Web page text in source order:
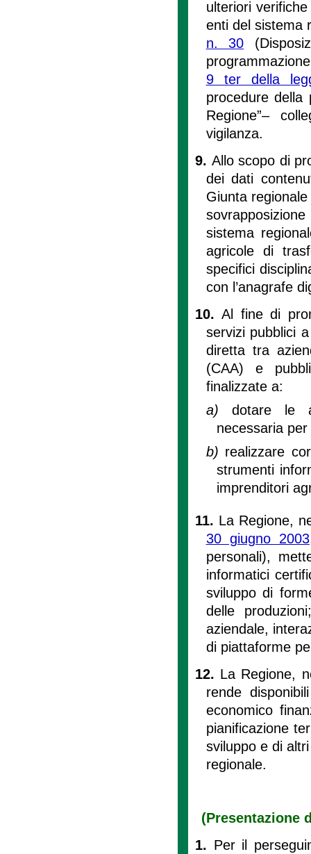
ulteriori
enti del sistema
n. 30
9 ter della
procedure della
Regione”–
vigilanza.
9. Allo scopo di
dei dati
Giunta
sistema
agricole di
specifici
con l’anagrafe
10.Al fine di
servizi pubblici
diretta tra
(CAA) e
finalizzate a:
a) dotare le
necessaria
b) realizzare
strumenti
imprenditori
11. La Regione,
30 giugno
personali),
informatici
sviluppo di
delle
aziendale,
di piattaforme
12. La Regione,
rende
economico
pianificazione
sviluppo e di
regionale.
(Presentazione
1. Per il